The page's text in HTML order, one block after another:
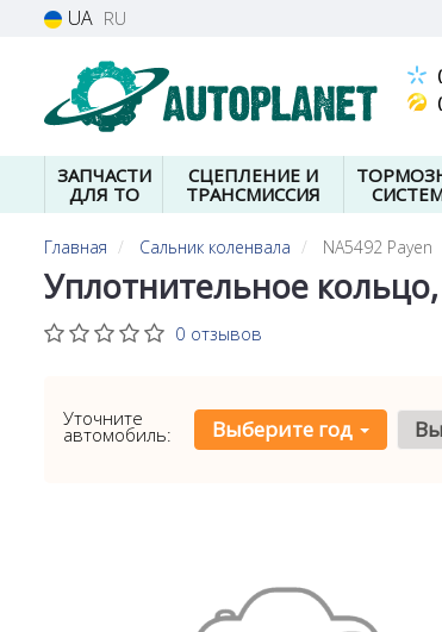
UA RU
ЗАПЧАСТИ
ДЛЯ ТО
СЦЕПЛЕНИЕ И
ТРАНСМИССИЯ
Главная Сальник коленвала NA5492 Payen
Уплотнительное
0 отзывов
Уточните
автомобиль: Выберите год